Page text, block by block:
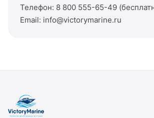
Телефон: 8 800 555-65-49
Email: info@victorymarine.ru